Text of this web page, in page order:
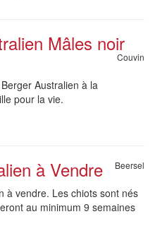
Mâles noir
Couvin
Australien à la
pour la vie.
à Vendre Beersel
à vendre. Les chiots sont nés
au minimum 9 semaines